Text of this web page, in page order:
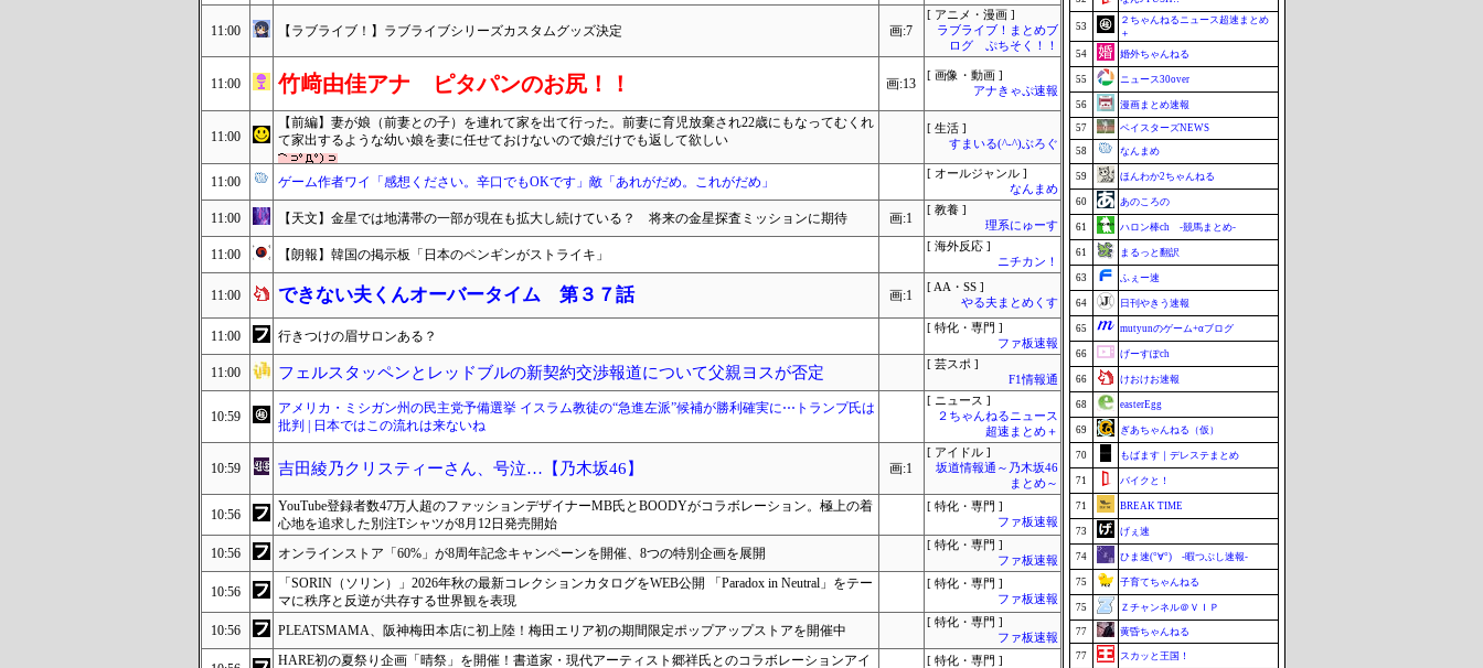
11:00 【ラブライブ！】ラブライブシリーズカスタムグッズ決定 画:7
[ アニメ・漫画 ]
ラブライブ！まとめブ
ログ ぷちそく！！
11:00 竹﨑由佳アナ ピタパンのお尻！！ 画:13
[ 画像・動画 ]
アナきゃぷ速報
11:00
【前編】妻が娘（前妻との子）を連れて家を出て行った。前妻に育児放棄され22歳にもなってむくれ
て家出するような幼い娘を妻に任せておけないので娘だけでも返して欲しい
[ 生活 ]
すまいる(^-^)ぶろぐ
11:00 ゲーム作者ワイ「感想ください。辛口でもOKです」敵「あれがだめ。これがだめ」
[ オールジャンル ]
なんまめ
11:00 【天文】金星では地溝帯の一部が現在も拡大し続けている？ 将来の金星探査ミッションに期待 画:1
[ 教養 ]
理系にゅーす
11:00 【朗報】韓国の掲示板「日本のペンギンがストライキ」
[ 海外反応 ]
ニチカン！
11:00 できない夫くんオーバータイム 第３７話 画:1
[ AA・SS ]
やる夫まとめくす
11:00 行きつけの眉サロンある？
[ 特化・専門 ]
ファ板速報
11:00 フェルスタッペンとレッドブルの新契約交渉報道について父親ヨスが否定
[ 芸スポ ]
F1情報通
10:59
アメリカ・ミシガン州の民主党予備選挙 イスラム教徒の“急進左派”候補が勝利確実に⋯トランプ氏は
批判 | 日本ではこの流れは来ないね
[ ニュース ]
２ちゃんねるニュース
超速まとめ＋
10:59 吉田綾乃クリスティーさん、号泣…【乃木坂46】 画:1
[ アイドル ]
坂道情報通～乃木坂46
まとめ～
10:56
YouTube登録者数47万人超のファッションデザイナーMB氏とBOODYがコラボレーション。極上の着
心地を追求した別注Tシャツが8月12日発売開始
[ 特化・専門 ]
ファ板速報
10:56 オンラインストア「60%」が8周年記念キャンペーンを開催、8つの特別企画を展開
[ 特化・専門 ]
ファ板速報
10:56
「SORIN（ソリン）」2026年秋の最新コレクションカタログをWEB公開 「Paradox in Neutral」をテー
マに秩序と反逆が共存する世界観を表現
[ 特化・専門 ]
ファ板速報
10:56 PLEATSMAMA、阪神梅田本店に初上陸！梅田エリア初の期間限定ポップアップストアを開催中
[ 特化・専門 ]
ファ板速報
HARE初の夏祭り企画「晴祭」を開催！書道家・現代アーティスト郷祥氏とのコラボレーションアイ
[ 特化・専門 ]
53
２ちゃんねるニュース超速まとめ
＋
54
婚外ちゃんねる
55 ニュース30over
56 漫画まとめ速報
57 ベイスターズNEWS
58 なんまめ
59 ほんわか2ちゃんねる
60 あのころの
61 ハロン棒ch -競馬まとめ-
61 まるっと翻訳
63 ふぇー速
64 日刊やきう速報
65 mutyunのゲーム+αブログ
66 げーすぽch
66 けおけお速報
68 easterEgg
69 ぎあちゃんねる（仮）
70 もばます｜デレステまとめ
71 バイクと！
71 BREAK TIME
73 げぇ速
74 ひま速(°∀°) -暇つぶし速報-
75 子育てちゃんねる
75 Ｚチャンネル＠ＶＩＰ
77 黄昏ちゃんねる
77 スカッと王国！